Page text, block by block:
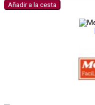
Añadir a la cesta